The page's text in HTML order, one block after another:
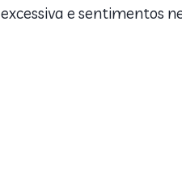
excessiva e sentimentos